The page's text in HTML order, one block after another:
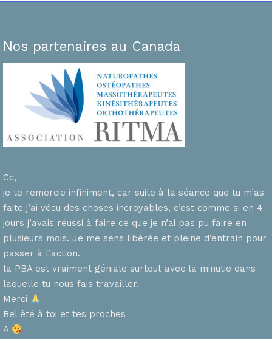
Nos partenaires au Canada
Cc,
je te remercie infiniment, car suite à la séance que tu m’as
faite j’ai vécu des choses incroyables, c’est comme si en 4
jours j’avais réussi à faire ce que je n’ai pas pu faire en
plusieurs mois. Je me sens libérée et pleine d’entrain pour
passer à l’action.
la PBA est vraiment géniale surtout avec la minutie dans
laquelle tu nous fais travailler.
Merci
Bel été à toi et tes proches
A